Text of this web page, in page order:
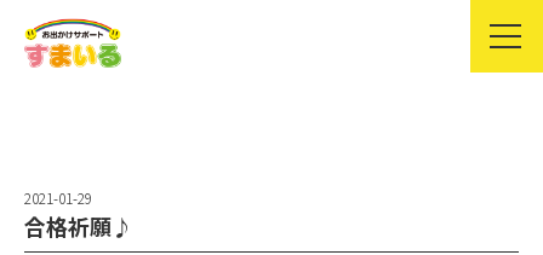
2021-01-29
合格祈願♪